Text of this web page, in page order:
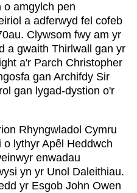
o amgylch pen
a adferwyd fel cofeb
Clywsom fwy am yr
a gwaith Thirlwall gan yr
a'r Parch Christopher
gan Archifdy Sir
gan lygad-dystion o'r
Rhyngwladol Cymru
lythyr Apêl Heddwch
enwadau
yn yr Unol Daleithiau.
yr Esgob John Owen